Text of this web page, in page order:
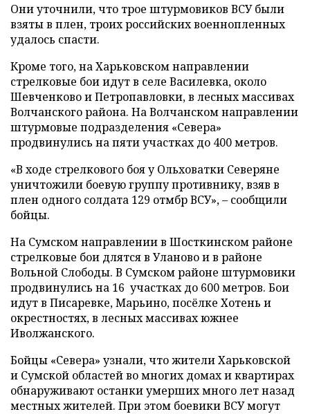
Они уточнили, что трое штурмовиков ВСУ были
взяты в плен, троих российских военнопленных
удалось спасти.
Кроме того, на Харьковском направлении
стрелковые бои идут в селе Василевка, около
Шевченково и Петропавловки, в лесных массивах
Волчанского района. На Волчанском направлении
штурмовые подразделения «Севера»
продвинулись на пяти участках до 400 метров.
«В ходе стрелкового боя у Ольховатки Северяне
уничтожили боевую группу противнику, взяв в
плен одного солдата 129 отмбр ВСУ», – сообщили
бойцы.
На Сумском направлении в Шосткинском районе
стрелковые бои длятся в Уланово и в районе
Вольной Слободы. В Сумском районе штурмовики
продвинулись на 16 участках до 600 метров. Бои
идут в Писаревке, Марьино, посёлке Хотень и
окрестностях, в лесных массивах южнее
Иволжанского.
Бойцы «Севера» узнали, что жители Харьковской
и Сумской областей во многих домах и квартирах
обнаруживают останки умерших много лет назад
местных жителей. При этом боевики ВСУ могут